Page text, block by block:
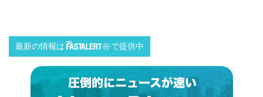
最新の情報は で提供中